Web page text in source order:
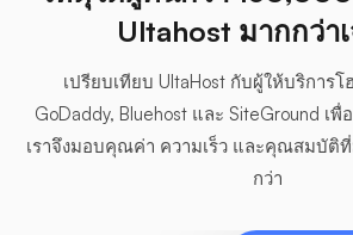
Ultahost มากกว่า
เปรียบเทียบ UltaHost กับผู้ให้บริการ
GoDaddy, Bluehost และ SiteGround เ
เราจึงมอบคุณค่า ความเร็ว และคุณสมบัติ
กว่า